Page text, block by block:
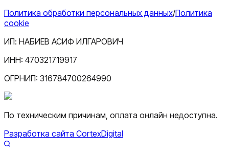
Политика обработки персональных данных/Политика
cookie
ИП: НАБИЕВ АСИФ ИЛГАРОВИЧ
ИНН: 470321719917
ОГРНИП: 316784700264990
По техническим причинам, оплата онлайн недоступна.
Разработка сайта CortexDigital